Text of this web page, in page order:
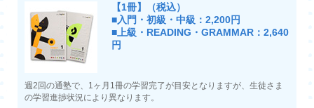
【1冊】（税込）
■入門・初級・中級：2,200円
■上級・READING・GRAMMAR：2,640
円
週2回の通塾で、1ヶ月1冊の学習完了が目安となりますが、生徒さま
の学習進捗状況により異なります。